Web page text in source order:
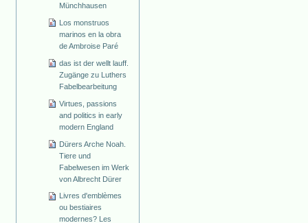
Münchhausen
Los monstruos
marinos en la obra
de Ambroise Paré
das ist der wellt lauff.
Zugänge zu Luthers
Fabelbearbeitung
Virtues, passions
and politics in early
modern England
Dürers Arche Noah.
Tiere und
Fabelwesen im Werk
von Albrecht Dürer
Livres d'emblèmes
ou bestiaires
modernes? Les